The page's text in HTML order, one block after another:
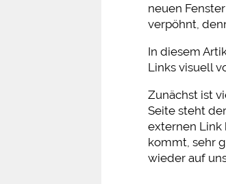
neuen
verpöhnt,
In diesem
Links visuell
Zunächst ist
Seite steht
externen Link
kommt, sehr
wieder auf